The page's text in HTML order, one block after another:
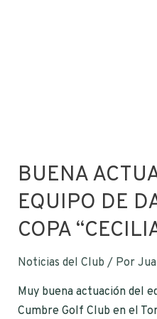
BUENA
EQUIPO DE
COPA
Noticias del Club / Por
Muy buena actuación del
Cumbre Golf Club en el